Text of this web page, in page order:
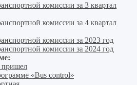
комиссии за 3 квартал
комиссии за 4 квартал
комиссии за 2023 год
комиссии за 2024 год
пришел
«Bus control»